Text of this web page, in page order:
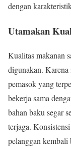
dengan
Utamakan
Kualitas makanan
digunakan.
pemasok yang
bekerja sama
bahan baku segar
terjaga.
pelanggan kembali